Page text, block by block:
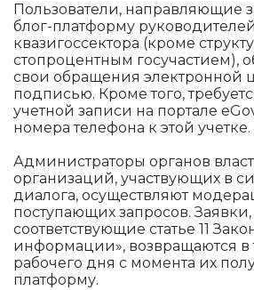
Пользователи, направляющие
блог-платформу руководителей
квазигоссектора (кроме
стопроцентным госучастием),
свои обращения электронной
подписью. Кроме того,
учетной записи на портале
номера телефона к этой учетке.
Администраторы органов
организаций, участвующих в
диалога, осуществляют
поступающих запросов. Заявки,
соответствующие статье 11
информации», возвращаются в
рабочего дня с момента их
платформу.